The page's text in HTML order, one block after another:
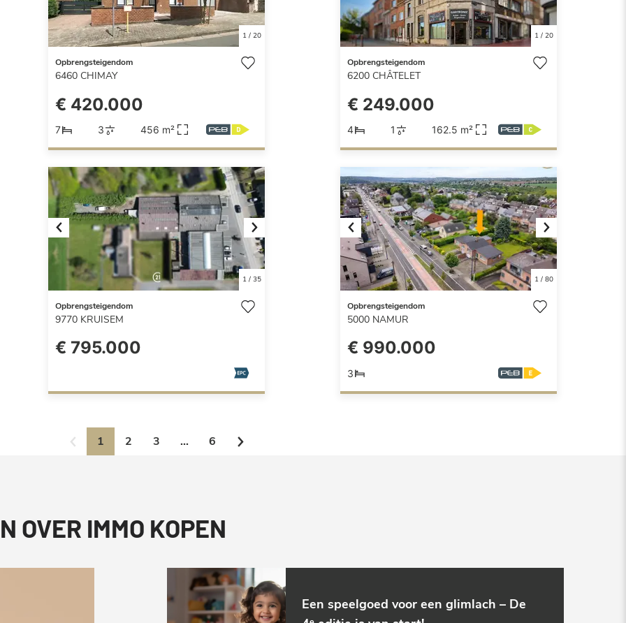
1/ 20
Opbrengsteigendom
6460 CHIMAY
€ 420.000
7 3 456 m²
1/ 20
Opbrengsteigendom
6200 CHÂTELET
€ 249.000
4 1 162.5 m²
Previous Next
1/ 35
Opbrengsteigendom
9770 KRUISEM
€ 795.000
Previous Next
1/ 80
Opbrengsteigendom
5000 NAMUR
€ 990.000
3
1 2 3 ... 6
OVER IMMO KOPEN
Een speelgoed voor een glimlach – De